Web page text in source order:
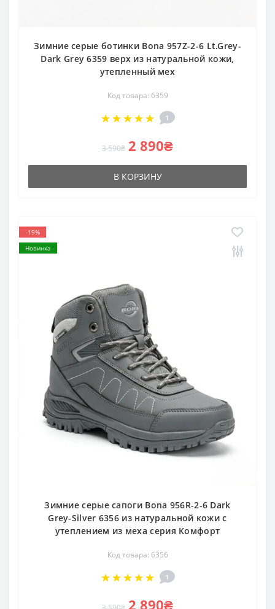
Зимние серые ботинки Bona 957Z-2-6 Lt.Grey-
Dark Grey 6359 верх из натуральной кожи,
утепленный мех
Код товара: 6359
1
3 590₴ 2 890₴
В КОРЗИНУ
-19%
Новинка
Зимние серые сапоги Bona 956R-2-6 Dark
Grey-Silver 6356 из натуральной кожи с
утеплением из меха серия Комфорт
Код товара: 6356
1
2 890₴